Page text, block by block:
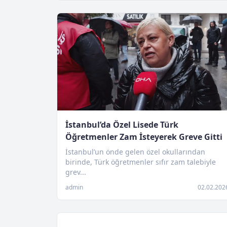
İstanbul’da Özel Lisede Türk
Öğretmenler Zam İsteyerek Greve Gitti
İstanbul’un önde gelen özel okullarından
birinde, Türk öğretmenler sıfır zam talebiyle
grev...
admin